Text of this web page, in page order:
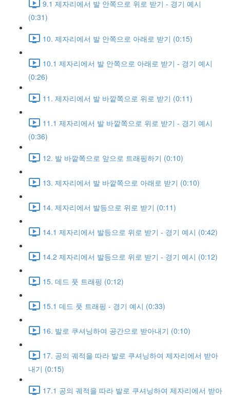
9.1 제자리에서 발 안쪽으로 위로 받기 - 경기 예시
(0:31)
10. 제자리에서 발 안쪽으로 아래로 받기 (0:15)
10.1 제자리에서 발 안쪽으로 아래로 받기 - 경기 예시
(0:26)
11. 제자리에서 발 바깥쪽으로 위로 받기 (0:11)
11.1 제자리에서 발 바깥쪽으로 위로 받기 - 경기 예시
(0:36)
12. 발 바깥쪽으로 앞으로 트래핑하기 (0:10)
13. 제자리에서 발 바깥쪽으로 아래로 받기 (0:10)
14. 제자리에서 발등으로 위로 받기 (0:11)
14.1 제자리에서 발등으로 위로 받기 - 경기 예시 (0:42)
14.2 제자리에서 발등으로 위로 받기 - 경기 예시 (0:12)
15. 데드 풋 트래핑 (0:12)
15.1 데드 풋 트래핑 - 경기 예시 (0:33)
16. 발로 쿠셔닝하여 공간으로 받아내기 (0:10)
17. 공의 궤적을 따라 발로 쿠셔닝하여 제자리에서 받아
내기 (0:15)
17.1 공의 궤적을 따라 발로 쿠셔닝하여 제자리에서 받아